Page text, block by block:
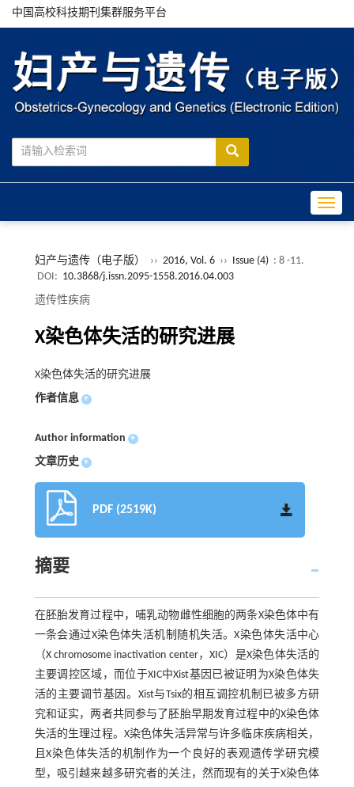
中国高校科技期刊集群服务平台
妇产与遗传（电子版） ›› 2016, Vol. 6 ›› Issue (4) : 8 -11.
DOI: 10.3868/j.issn.2095-1558.2016.04.003
遗传性疾病
X染色体失活的研究进展
X染色体失活的研究进展
作者信息 +
Author information +
文章历史 +
PDF (2519K)
摘要
在胚胎发育过程中，哺乳动物雌性细胞的两条X染色体中有
一条会通过X染色体失活机制随机失活。X染色体失活中心
（X chromosome inactivation center，XIC）是X染色体失活的
主要调控区域，而位于XIC中Xist基因已被证明为X染色体失
活的主要调节基因。Xist与Tsix的相互调控机制已被多方研
究和证实，两者共同参与了胚胎早期发育过程中的X染色体
失活的生理过程。X染色体失活异常与许多临床疾病相关，
且X染色体失活的机制作为一个良好的表观遗传学研究模
型，吸引越来越多研究者的关注，然而现有的关于X染色体